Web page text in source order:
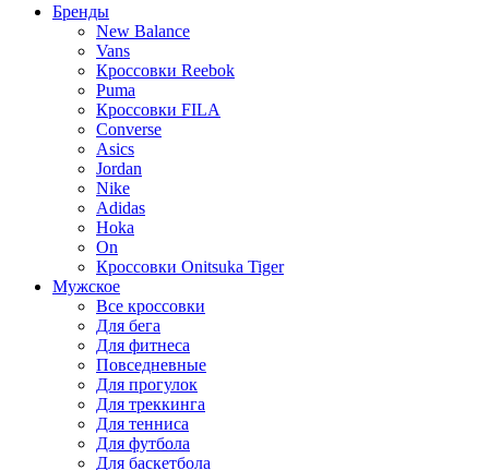
Бренды
New Balance
Vans
Кроссовки Reebok
Puma
Кроссовки FILA
Converse
Asics
Jordan
Nike
Adidas
Hoka
On
Кроссовки Onitsuka Tiger
Мужское
Все кроссовки
Для бега
Для фитнеса
Повседневные
Для прогулок
Для треккинга
Для тенниса
Для футбола
Для баскетбола